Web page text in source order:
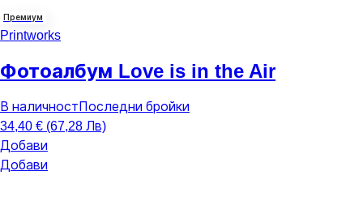
Премиум
Printworks
Фотоалбум Love is in the Air
В наличност Последни бройки
34,40 € (67,28 Лв)
Добави
Добави